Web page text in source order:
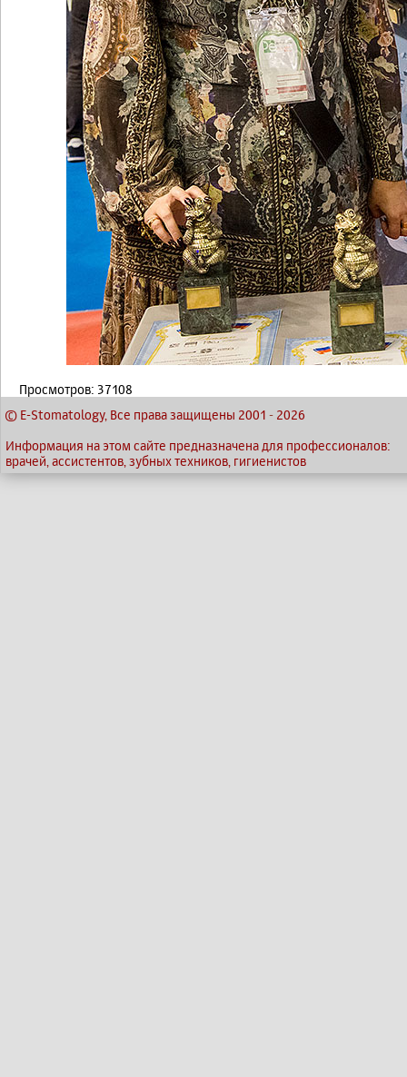
Просмотров: 37108
© E-Stomatology, Все права защищены 2001 - 2026
Информация на этом сайте предназначена для профессионалов:
врачей, ассистентов, зубных техников, гигиенистов